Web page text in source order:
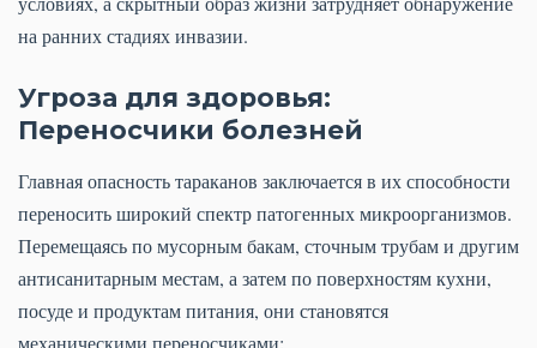
на ранних стадиях инвазии.
Угроза для здоровья:
Переносчики болезней
Главная опасность тараканов заключается в их способности
переносить широкий спектр патогенных микроорганизмов.
Перемещаясь по мусорным бакам, сточным трубам и другим
антисанитарным местам, а затем по поверхностям кухни,
посуде и продуктам питания, они становятся